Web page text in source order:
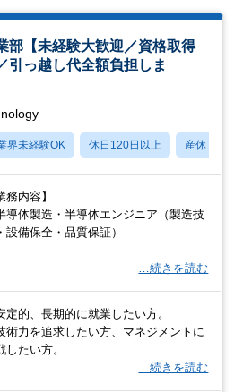
部【未経験大歓迎／資格取得
引っ越し代全額負担しま
界未経験OK 休日120日以上 産休・育休
務内容】
体製造・半導体エンジニア（製造技
設備保全・品質保証）
…続きを読む
定的、長期的に就業したい方。
術力を追求したい方、マネジメントに
したい方。
…続きを読む